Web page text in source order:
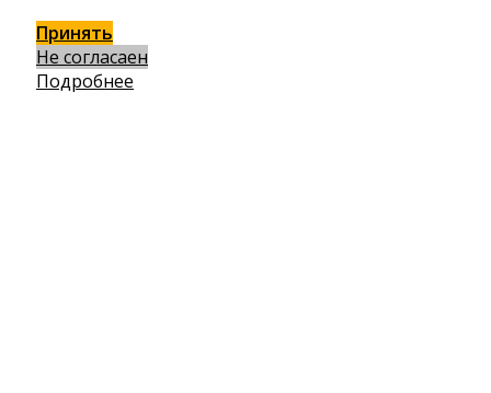
Принять
Не согласаен
Подробнее